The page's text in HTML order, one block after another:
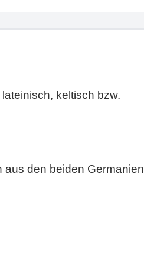
keltisch bzw.
den beiden Germanien